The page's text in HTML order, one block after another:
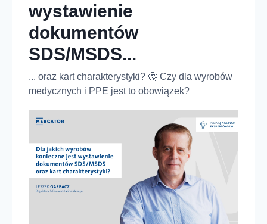
wystawienie
dokumentów
SDS/MSDS...
... oraz kart charakterystyki? 🤔 Czy dla wyrobów
medycznych i PPE jest to obowiązek?